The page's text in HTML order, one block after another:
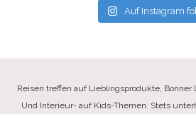
Auf Instagram
Reisen treffen auf Lieblingsprodukte, Bonner
Und Interieur- auf Kids-Themen. Stets